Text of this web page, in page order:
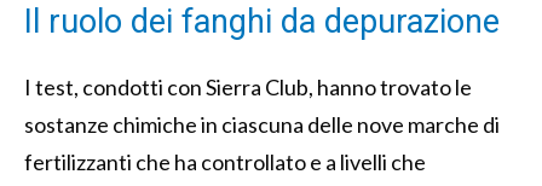
Il ruolo dei fanghi da depurazione
I test, condotti con Sierra Club, hanno trovato le
sostanze chimiche in ciascuna delle nove marche di
fertilizzanti che ha controllato e a livelli che